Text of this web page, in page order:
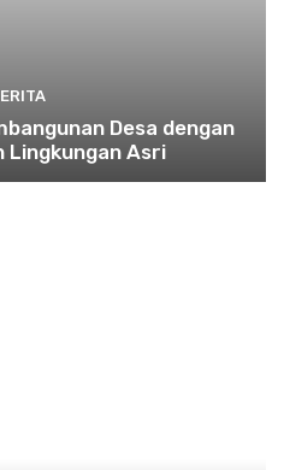
Desa dengan
Lingkungan Asri